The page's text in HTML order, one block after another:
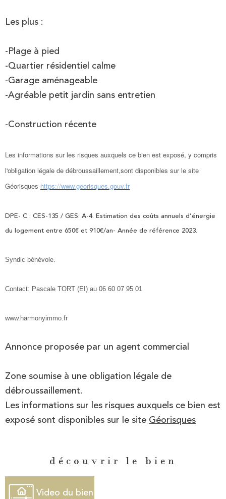
Les plus :
-Plage à pied
-Quartier résidentiel calme
-Garage aménageable
-Agréable petit jardin sans entretien
-Construction récente
Les informations sur les risques auxquels ce bien est exposé, y compris
l'obligation légale de débroussaillement,sont disponibles sur le site
Géorisques https://www.georisques.gouv.fr
DPE- C : CES-135 / GES: A-4. Estimation des coûts annuels d’énergie
du logement entre 650€ et 910€/an- Année de référence 2023.
Syndic bénévole.
Contact: Pascale TORT (EI) au 06 60 07 95 01
www.harmonyimmo.fr
Annonce proposée par un agent commercial
Zone soumise à une obligation légale de
débroussaillement.
Les informations sur les risques auxquels ce bien est
exposé sont disponibles sur le siteGéorisques
découvrir le bien
Video du bien